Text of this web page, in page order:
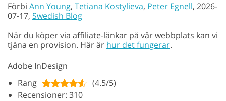
Förbi Ann Young, Tetiana Kostylieva, Peter Egnell, 2026-
07-17, Swedish Blog
När du köper via affiliate-länkar på vår webbplats kan vi
tjäna en provision. Här är hur det fungerar.
Adobe InDesign
Rang
(4.5/5)
Recensioner: 310